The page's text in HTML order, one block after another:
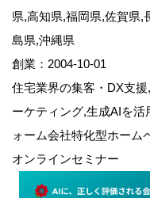
県,高知県,福岡県,佐賀県,
島県,沖縄県
創業：2004-10-01
住宅業界の集客・DX支
ーケティング,生成AIを
ォーム会社特化型ホーム
オンラインセミナー